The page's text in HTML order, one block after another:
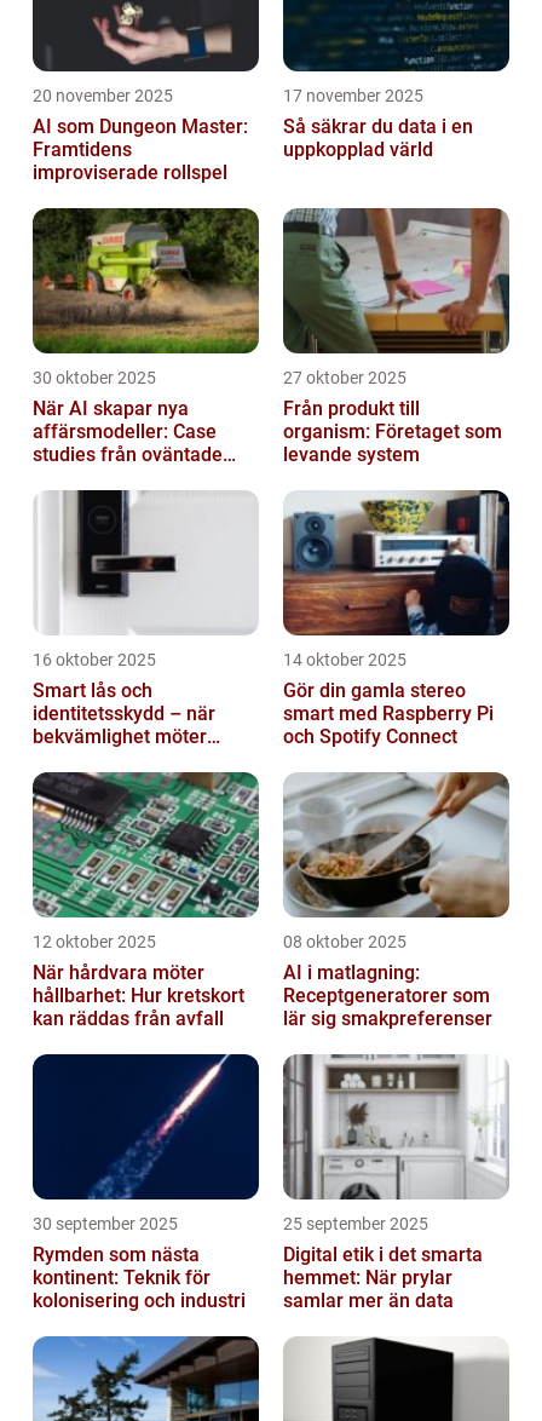
20 november 2025
AI som Dungeon Master:
Framtidens
improviserade rollspel
17 november 2025
Så säkrar du data i en
uppkopplad värld
30 oktober 2025
När AI skapar nya
affärsmodeller: Case
studies från oväntade
27 oktober 2025
Från produkt till
organism: Företaget som
levande system
16 oktober 2025
Smart lås och
identitetsskydd – när
bekvämlighet möter
14 oktober 2025
Gör din gamla stereo
smart med Raspberry Pi
och Spotify Connect
12 oktober 2025
När hårdvara möter
hållbarhet: Hur kretskort
kan räddas från avfall
08 oktober 2025
AI i matlagning:
Receptgeneratorer som
lär sig smakpreferenser
30 september 2025
Rymden som nästa
kontinent: Teknik för
kolonisering och industri
25 september 2025
Digital etik i det smarta
hemmet: När prylar
samlar mer än data